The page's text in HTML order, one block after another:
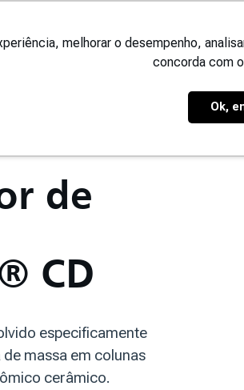
melhorar o desempenho,
concorda com
Ok,
de
CD
especificamente
massa em colunas
cerâmico.